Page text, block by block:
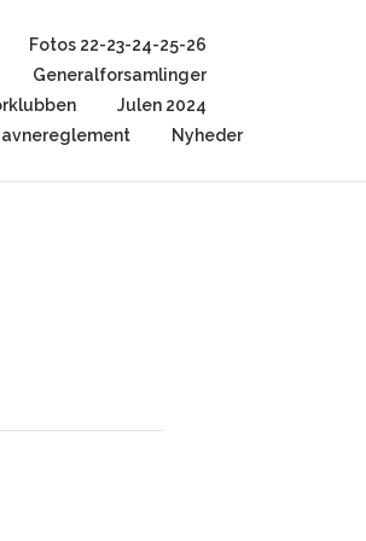
Fotos 22-23-24-25-26
Generalforsamlinger
Julen 2024
Nyheder